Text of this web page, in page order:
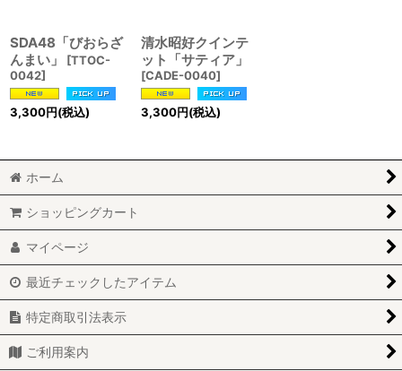
SDA48「びおらざ
んまい」
[TTOC-
0042]
3,300円(税込)
清水昭好クインテ
ット「サティア」
[CADE-0040]
3,300円(税込)
ホーム
ショッピングカート
マイページ
最近チェックしたアイテム
特定商取引法表示
ご利用案内